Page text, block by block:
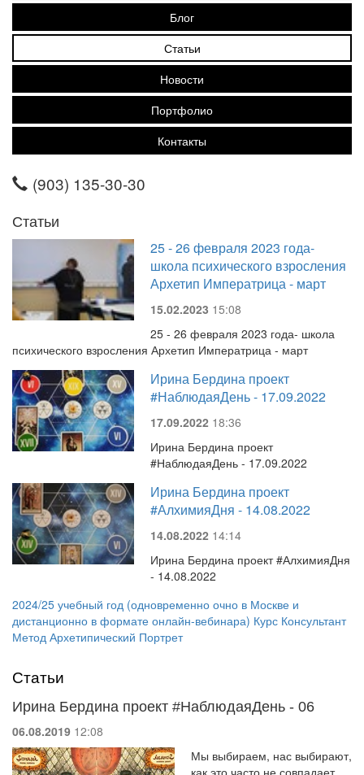
Блог
Статьи
Новости
Портфолио
Контакты
(903) 135-30-30
Статьи
25 - 26 февраля 2023 года-
школа психического взросления
Архетип Императрица - март
15.02.2023 15:08
25 - 26 февраля 2023 года- школа
психического взросления Архетип Императрица - март
Ирина Бердина проект
#НаблюдаяДень - 17.09.2022
17.09.2022 18:36
Ирина Бердина проект
#НаблюдаяДень - 17.09.2022
Ирина Бердина проект
#АлхимияДня - 14.08.2022
14.08.2022 14:14
Ирина Бердина проект #АлхимияДня
- 14.08.2022
2024/25 учебный год (одновременно очно в Москве и
дистанционно в формате онлайн-вебинара) Курс Консультант
Метод Архетипический Портрет
Статьи
Ирина Бердина проект #НаблюдаяДень - 06
06.08.2019 12:08
Мы выбираем, нас выбирают,
как это часто не совпадает.